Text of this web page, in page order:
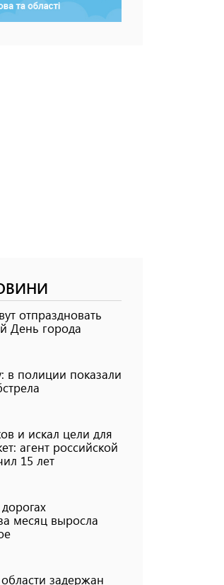
отпраздновать
День города
в полиции показали
и искал цели для
агент российской
15 лет
месяц выросла
задержан